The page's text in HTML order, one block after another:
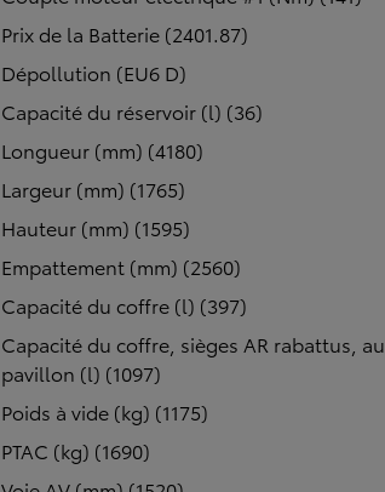
Prix de la Batterie (2401.87)
Dépollution (EU6 D)
Capacité du réservoir (l) (36)
Longueur (mm) (4180)
Largeur (mm) (1765)
Hauteur (mm) (1595)
Empattement (mm) (2560)
Capacité du coffre (l) (397)
Capacité du coffre, sièges AR rabattus, au
pavillon (l) (1097)
Poids à vide (kg) (1175)
PTAC (kg) (1690)